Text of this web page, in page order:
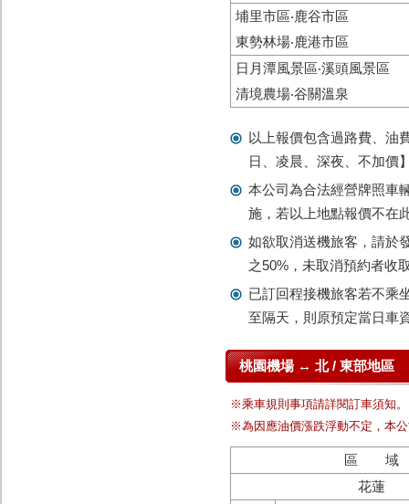
埔里市區‧鹿谷市區
東勢林場‧鹿港市區
日月潭風景區‧溪頭風景區
清境農場‧谷關溫泉
以上報價包含過路費、油
日、凌晨、深夜、不加價
本公司為合法經營牌照車
施，若以上地點報價不在
如欲取消送機旅客，請於
之50%，未取消預約者收
已訂回程接機旅客若不乘
至隔天，則原預定當日車
桃園機場 ↔ 北 / 東部地區
※乘車規則事項請詳閱訂車須知。
※為因應油價漲跌浮動不定，本
區 域
花蓮